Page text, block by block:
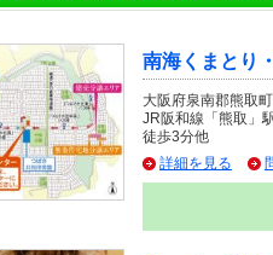
南海くまとり
大阪府泉南郡熊取
JR阪和線「熊取」
徒歩3分他
詳細を見る